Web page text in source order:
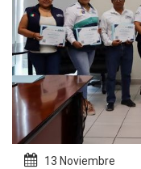
13 Noviembre